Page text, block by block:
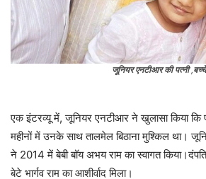
जूनियर एनटीआर की पत्नी
एक इंटरव्यू में, जूनियर एनटीआर ने खुलासा किया कि